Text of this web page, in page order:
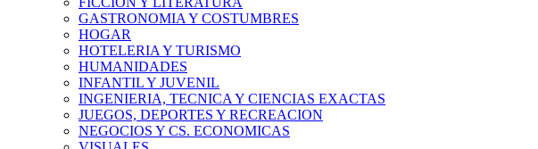
GASTRONOMIA Y COSTUMBRES
HOGAR
HOTELERIA Y TURISMO
HUMANIDADES
INFANTIL Y JUVENIL
INGENIERIA, TECNICA Y CIENCIAS EXACTAS
JUEGOS, DEPORTES Y RECREACION
NEGOCIOS Y CS. ECONOMICAS